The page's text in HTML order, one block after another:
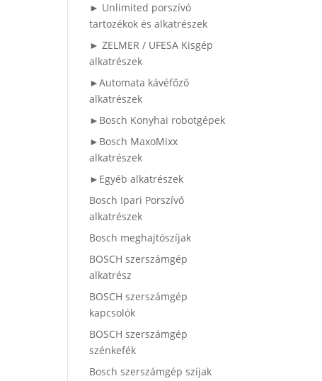
► Unlimited porszívó
tartozékok és alkatrészek
► ZELMER / UFESA Kisgép
alkatrészek
►Automata kávéfőző
alkatrészek
►Bosch Konyhai robotgépek
►Bosch MaxoMixx
alkatrészek
►Egyéb alkatrészek
Bosch Ipari Porszívó
alkatrészek
Bosch meghajtószíjak
BOSCH szerszámgép
alkatrész
BOSCH szerszámgép
kapcsolók
BOSCH szerszámgép
szénkefék
Bosch szerszámgép szíjak